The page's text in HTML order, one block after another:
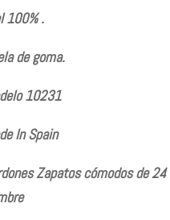
100% .
de goma.
10231
In Spain
Zapatos cómodos de 24